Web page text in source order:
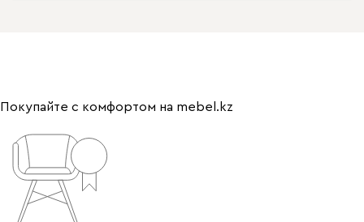
Покупайте с комфортом на mebel.kz